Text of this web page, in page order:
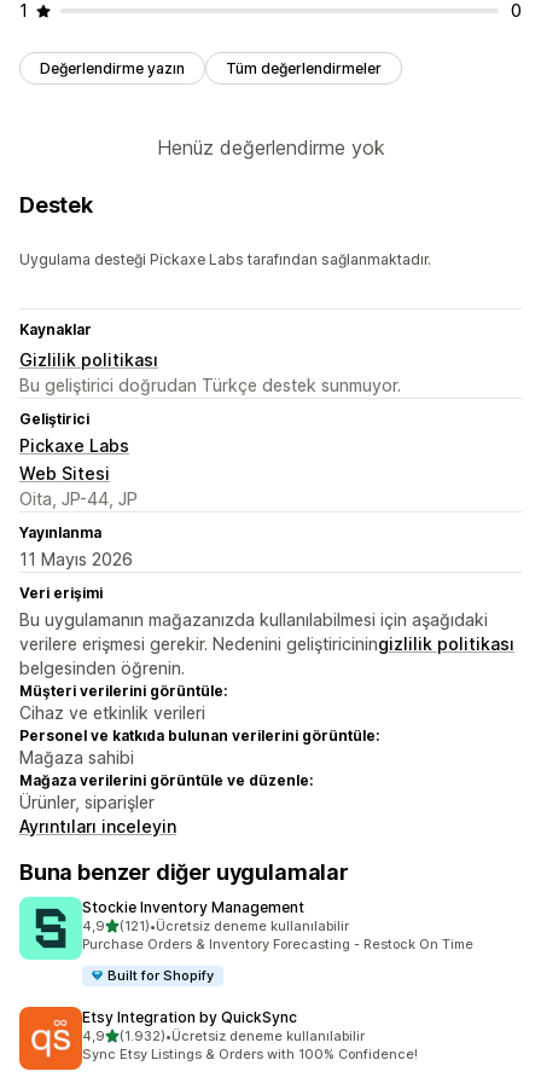
1 0
Değerlendirme yazın Tüm değerlendirmeler
Henüz değerlendirme yok
Destek
Uygulama desteği Pickaxe Labs tarafından sağlanmaktadır.
Kaynaklar
Gizlilik politikası
Bu geliştirici doğrudan Türkçe destek sunmuyor.
Geliştirici
Pickaxe Labs
Web Sitesi
Oita, JP-44, JP
Yayınlanma
11 Mayıs 2026
Veri erişimi
Bu uygulamanın mağazanızda kullanılabilmesi için aşağıdaki
verilere erişmesi gerekir. Nedenini geliştiriciningizlilik politikası
belgesinden öğrenin.
Müşteri verilerini görüntüle:
Cihaz ve etkinlik verileri
Personel ve katkıda bulunan verilerini görüntüle:
Mağaza sahibi
Mağaza verilerini görüntüle ve düzenle:
Ürünler, siparişler
Ayrıntıları inceleyin
Buna benzer diğer uygulamalar
Stockie Inventory Management
4,95 yıldız üzerinden
(121)
toplam 121 değerlendirme
•Ücretsiz deneme kullanılabilir
Purchase Orders & Inventory Forecasting - Restock On Time
Built for Shopify
Etsy Integration by QuickSync
4,95 yıldız üzerinden
(1.932)
toplam 1932 değerlendirme
•Ücretsiz deneme kullanılabilir
Sync Etsy Listings & Orders with 100% Confidence!